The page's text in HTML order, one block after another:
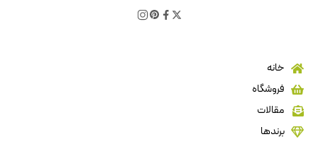
خانه
فروشگاه
مقالات
برندها